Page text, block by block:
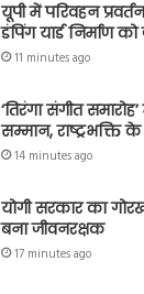
यूपी में परिवहन
डंपिंग यार्ड निर्माण
11 minutes ago
‘तिरंगा संगीत
सम्मान, राष्ट्रभक्ति
14 minutes ago
योगी सरकार का
बना जीवनरक्षक
17 minutes ago